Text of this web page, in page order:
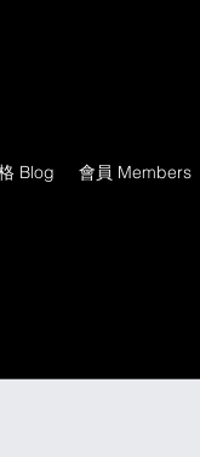
Blog 會員 Members